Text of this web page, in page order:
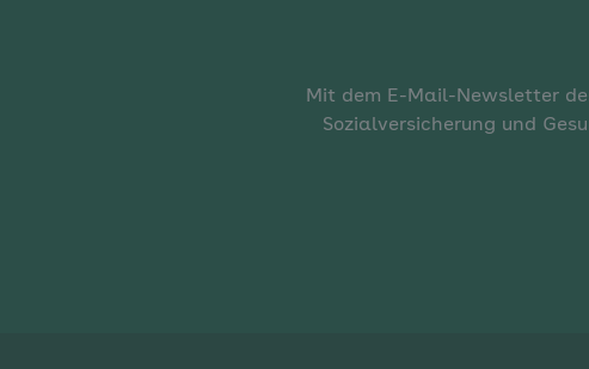
Mit dem E-Mail-Newsletter
Sozialversicherung und